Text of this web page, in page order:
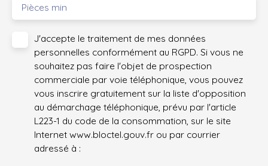
Pièces min
J'accepte le traitement de mes données
personnelles conformément au RGPD. Si vous ne
souhaitez pas faire l'objet de prospection
commerciale par voie téléphonique, vous pouvez
vous inscrire gratuitement sur la liste d'opposition
au démarchage téléphonique, prévu par l'article
L223-1 du code de la consommation, sur le site
Internet www.bloctel.gouv.fr ou par courrier
adressé à :